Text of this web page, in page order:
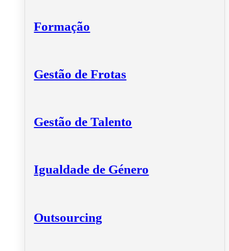
Formação
Gestão de Frotas
Gestão de Talento
Igualdade de Género
Outsourcing